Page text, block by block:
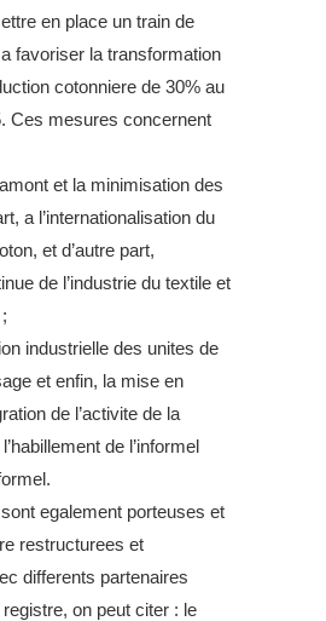
en place un train de
favoriser la transformation
cotonniere de 30% au
Ces mesures concernent
et la minimisation des
a l’internationalisation du
et d’autre part,
de l’industrie du textile et
industrielle des unites de
et enfin, la mise en
de l’activite de la
de l’informel
egalement porteuses et
restructurees et
differents partenaires
on peut citer : le